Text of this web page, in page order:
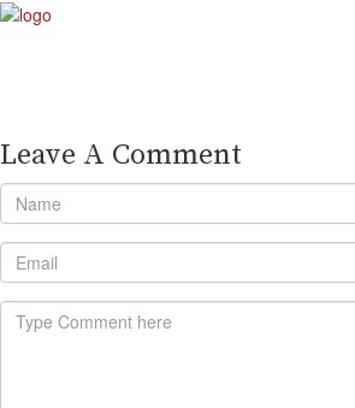
Leave A Comment